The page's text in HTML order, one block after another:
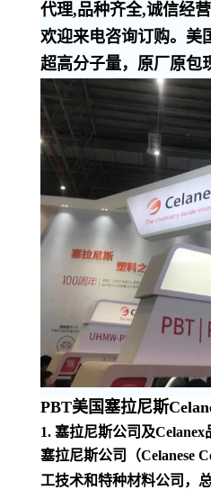
代理,品种齐全,诚信经
欢迎来电咨询订购。美
超高分子量，原厂原包
PBT美国塞拉尼斯
1. 塞拉尼斯公司及Celanex
塞拉尼斯公司（Celanese
工技术和特种材料公司，